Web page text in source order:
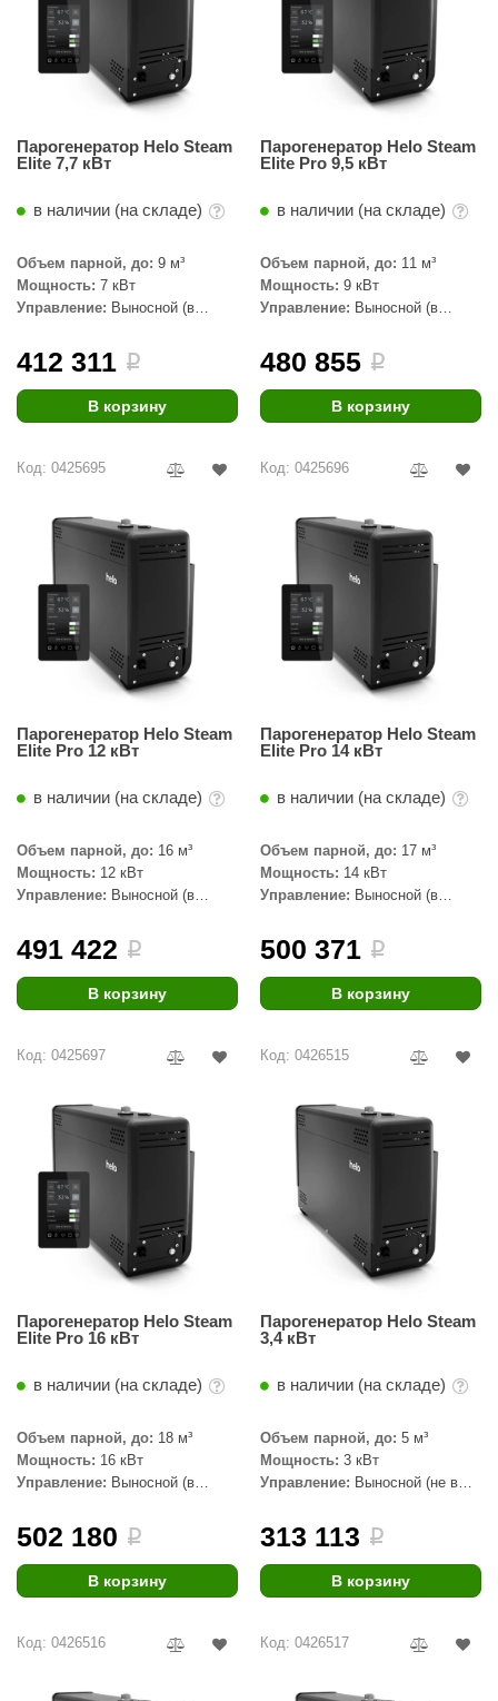
Парогенератор Helo Steam
Elite 7,7 кВт
в наличии (на складе)
Объем парной, до: 9 м³
Мощность: 7 кВт
Управление: Выносной (в
412 311 i
В корзину
Парогенератор Helo Steam
Elite Pro 9,5 кВт
в наличии (на складе)
Объем парной, до: 11 м³
Мощность: 9 кВт
Управление: Выносной (в
480 855 i
В корзину
Код: 0425695
Парогенератор Helo Steam
Elite Pro 12 кВт
в наличии (на складе)
Объем парной, до: 16 м³
Мощность: 12 кВт
Управление: Выносной (в
491 422 i
В корзину
Код: 0425696
Парогенератор Helo Steam
Elite Pro 14 кВт
в наличии (на складе)
Объем парной, до: 17 м³
Мощность: 14 кВт
Управление: Выносной (в
500 371 i
В корзину
Код: 0425697
Парогенератор Helo Steam
Elite Pro 16 кВт
в наличии (на складе)
Объем парной, до: 18 м³
Мощность: 16 кВт
Управление: Выносной (в
502 180 i
В корзину
Код: 0426515
Парогенератор Helo Steam
3,4 кВт
в наличии (на складе)
Объем парной, до: 5 м³
Мощность: 3 кВт
Управление: Выносной (не в
313 113 i
В корзину
Код: 0426516 Код: 0426517